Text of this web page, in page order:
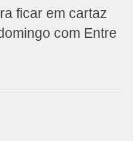
ficar em cartaz
com Entre